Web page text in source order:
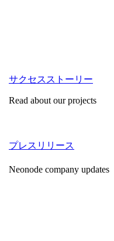
サクセスストーリー
Read about our projects
プレスリリース
Neonode company updates